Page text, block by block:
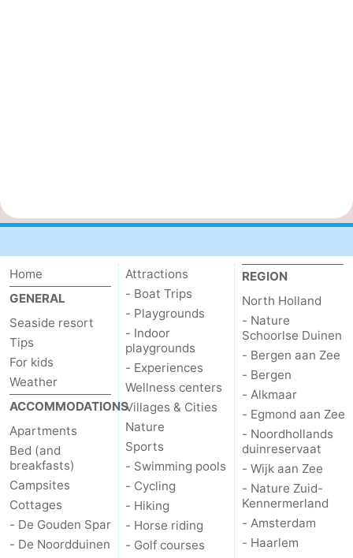
Home
GENERAL
Seaside resort
Tips
For kids
Weather
ACCOMMODATIONS
Apartments
Bed (and
breakfasts)
Campsites
Cottages
- De Gouden Spar
- De Noordduinen
Attractions
- Boat Trips
- Playgrounds
- Indoor
playgrounds
- Experiences
Wellness centers
Villages & Cities
Nature
Sports
- Swimming pools
- Cycling
- Hiking
- Horse riding
- Golf courses
REGION
North Holland
- Nature
Schoorlse Duinen
- Bergen aan Zee
- Bergen
- Alkmaar
- Egmond aan Zee
- Noordhollands
duinreservaat
- Wijk aan Zee
- Nature Zuid-
Kennermerland
- Amsterdam
- Haarlem